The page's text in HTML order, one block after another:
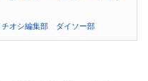
チオシ編集部 ダイソー部